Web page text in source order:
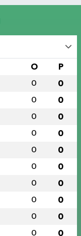
O P
0 0
0 0
0 0
0 0
0 0
0 0
0 0
0 0
0 0
0 0